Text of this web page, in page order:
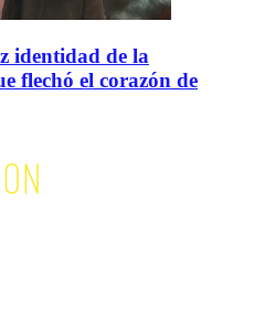
identidad de la
flechó el corazón de